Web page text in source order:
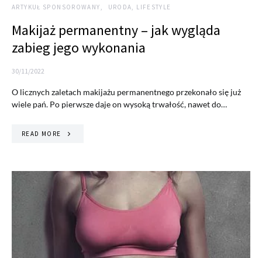
ARTYKUŁ SPONSOROWANY URODA, LIFESTYLE
Makijaż permanentny – jak wygląda
zabieg jego wykonania
30/11/2022
O licznych zaletach makijażu permanentnego przekonało się już
wiele pań. Po pierwsze daje on wysoką trwałość, nawet do…
READ MORE